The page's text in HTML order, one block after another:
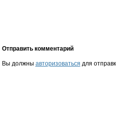
Отправить комментарий
Вы должны авторизоваться для